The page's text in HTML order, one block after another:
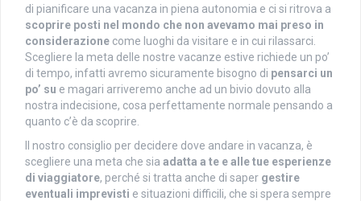
di pianificare una vacanza in piena autonomia e ci si ritrova a
scoprire posti nel mondo che non avevamo mai preso in
considerazione come luoghi da visitare e in cui rilassarci.
Scegliere la meta delle nostre vacanze estive richiede un po’
di tempo, infatti avremo sicuramente bisogno di pensarci un
po’ su e magari arriveremo anche ad un bivio dovuto alla
nostra indecisione, cosa perfettamente normale pensando a
quanto c’è da scoprire.
Il nostro consiglio per decidere dove andare in vacanza, è
scegliere una meta che sia adatta a te e alle tue esperienze
di viaggiatore, perché si tratta anche di saper gestire
eventuali imprevisti e situazioni difficili, che si spera sempre